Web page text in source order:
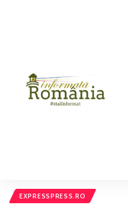
EXPRESSPRESS.RO